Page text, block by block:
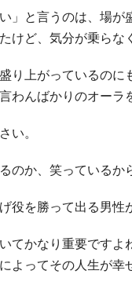
」と言うのは、場が
けど、気分が乗らな
り上がっているの
わんばかりのオーラ
い。
のか、笑っているか
役を勝って出る男性
てかなり重要ですよ
よってその人生が幸